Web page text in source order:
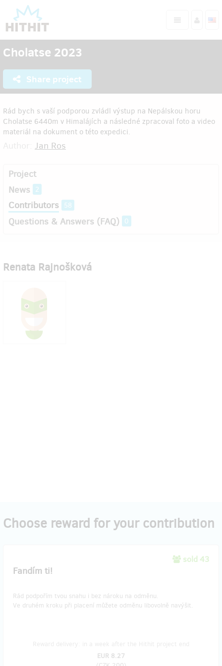
Cholatse 2023
Share project
Rád bych s vaší podporou zvládl výstup na Nepálskou horu
Cholatse 6440m v Himalájích a následné zpracoval foto a video
materiál na dokument o této expedici.
Jan Ros
Project
News
2
Contributors 58
Questions & Answers (FAQ) 0
Renata Rajnošková
Choose reward for your contribution
sold 43
Fandím ti!
Rád podpořím tvou snahu i bez nároku na odměnu.
Ve druhém kroku při placení můžete odměnu libovolně navýšit.
EUR 8.27